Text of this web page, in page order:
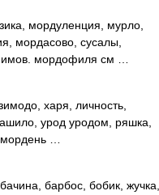
мордуленция, мурло,
мордасово, сусалы,
мордофиля см …
харя, личность,
урод уродом, ряшка,
…
барбос, бобик, жучка,